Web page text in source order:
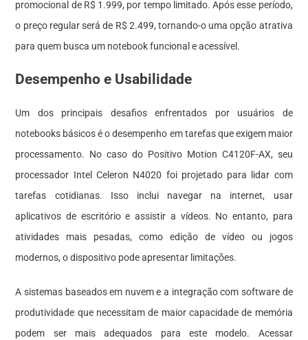
promocional de R$ 1.999, por tempo limitado. Após esse período,
o preço regular será de R$ 2.499, tornando-o uma opção atrativa
para quem busca um notebook funcional e acessível.
Desempenho e Usabilidade
Um dos principais desafios enfrentados por usuários de
notebooks básicos é o desempenho em tarefas que exigem maior
processamento. No caso do Positivo Motion C4120F-AX, seu
processador Intel Celeron N4020 foi projetado para lidar com
tarefas cotidianas. Isso inclui navegar na internet, usar
aplicativos de escritório e assistir a vídeos. No entanto, para
atividades mais pesadas, como edição de vídeo ou jogos
modernos, o dispositivo pode apresentar limitações.
A sistemas baseados em nuvem e a integração com software de
produtividade que necessitam de maior capacidade de memória
podem ser mais adequados para este modelo. Acessar